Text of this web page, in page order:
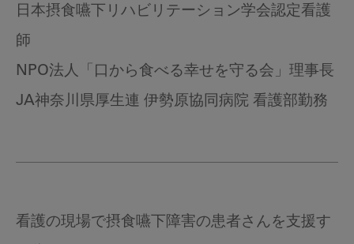
日本摂食嚥下リハビリテーション学会認定看護
師
NPO法人「口から食べる幸せを守る会」理事長
JA神奈川県厚生連 伊勢原協同病院 看護部勤務
看護の現場で摂食嚥下障害の患者さんを支援す